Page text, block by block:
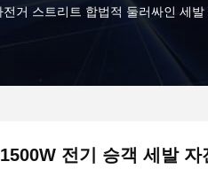
거 스트리트 합법적 둘러싸인 세
1500W 전기 승객 세발